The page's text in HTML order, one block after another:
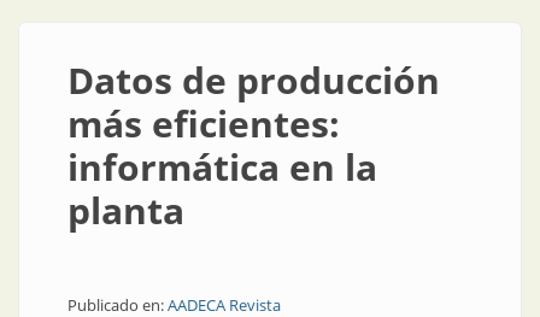
Datos de producción
más eficientes:
informática en la
planta
Publicado en:AADECA Revista